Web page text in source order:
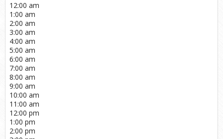
12:00 am
1:00 am
2:00 am
3:00 am
4:00 am
5:00 am
6:00 am
7:00 am
8:00 am
9:00 am
10:00 am
11:00 am
12:00 pm
1:00 pm
2:00 pm